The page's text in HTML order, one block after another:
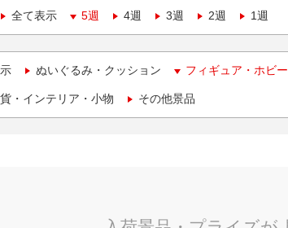
全て表示 5週 4週 3週 2週 1週
ぬいぐるみ・クッション フィギュア・ホビー
・インテリア・小物 その他景品